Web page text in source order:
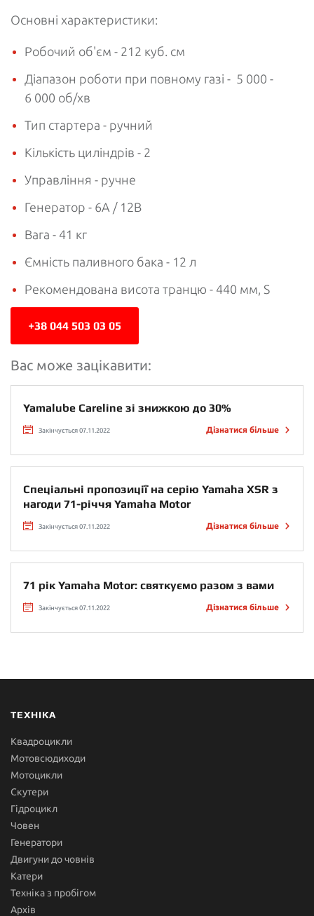
Основні характеристики:
Робочий об'єм - 212 куб. см
Діапазон роботи при повному газі - 5 000 -
6 000 об/хв
Тип стартера - ручний
Кількість циліндрів - 2
Управління - ручне
Генератор - 6А / 12В
Вага - 41 кг
Ємність паливного бака - 12 л
Рекомендована висота транцю - 440 мм, S
+38 044 503 03 05
Вас може зацікавити:
Yamalube Careline зі знижкою до 30%
Закінчується 07.11.2022 Дізнатися більше
Спеціальні пропозиції на серію Yamaha XSR з
нагоди 71-річчя Yamaha Motor
Закінчується 07.11.2022 Дізнатися більше
71 рік Yamaha Motor: святкуємо разом з вами
Закінчується 07.11.2022 Дізнатися більше
ТЕХНІКА
Квадроцикли
Мотовсюдиходи
Мотоцикли
Скутери
Гідроцикл
Човен
Генератори
Двигуни до човнів
Катери
Техніка з пробігом
Архів